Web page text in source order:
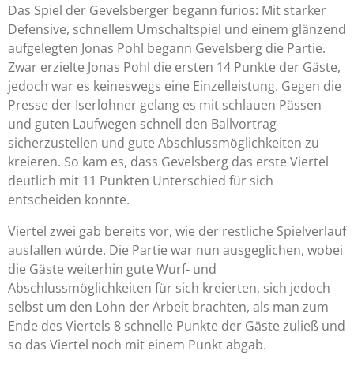
Das Spiel der Gevelsberger begann furios: Mit starker
Defensive, schnellem Umschaltspiel und einem glänzend
aufgelegten Jonas Pohl begann Gevelsberg die Partie.
Zwar erzielte Jonas Pohl die ersten 14 Punkte der Gäste,
jedoch war es keineswegs eine Einzelleistung. Gegen die
Presse der Iserlohner gelang es mit schlauen Pässen
und guten Laufwegen schnell den Ballvortrag
sicherzustellen und gute Abschlussmöglichkeiten zu
kreieren. So kam es, dass Gevelsberg das erste Viertel
deutlich mit 11 Punkten Unterschied für sich
entscheiden konnte.
Viertel zwei gab bereits vor, wie der restliche Spielverlauf
ausfallen würde. Die Partie war nun ausgeglichen, wobei
die Gäste weiterhin gute Wurf- und
Abschlussmöglichkeiten für sich kreierten, sich jedoch
selbst um den Lohn der Arbeit brachten, als man zum
Ende des Viertels 8 schnelle Punkte der Gäste zuließ und
so das Viertel noch mit einem Punkt abgab.